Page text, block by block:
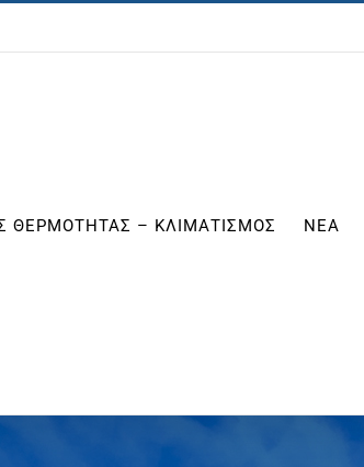
ΘΕΡΜΟΤΗΤΑΣ – ΚΛΙΜΑΤΙΣΜΟΣ ΝΕΑ